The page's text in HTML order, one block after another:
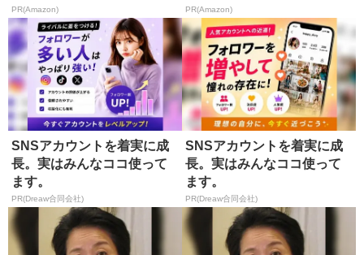
PR(Amazon) が...
PR(Amazon)
SNSアカウントを着実に成
長。実はみんなココ使って
ます。
PR(Dreaw合同会社)
SNSアカウントを着実に成
長。実はみんなココ使って
ます。
PR(Dreaw合同会社)